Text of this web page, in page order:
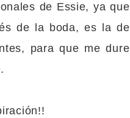
de Essie, ya que
de la boda, es la de
para que me dure